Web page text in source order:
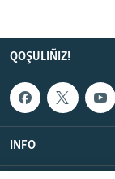
QOŞULIÑIZ!
INFO